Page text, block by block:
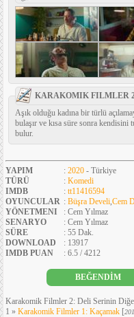
KARAKOMIK FILMLER
Aşık olduğu kadına bir türlü
bulaşır ve kısa süre sonra kendisini
bulur.
YAPIM : 2020 - Türkiye
TÜRÜ
: Komedi
IMDB
: tt11416594
OYUNCULAR : Büşra Develi,Cem
YÖNETMENI
: Cem Yılmaz
SENARYO
: Cem Yılmaz
SÜRE
: 55 Dak.
DOWNLOAD
: 13917
IMDB PUAN
: 6.5 / 4212
BEĞENDİM
Karakomik Filmler 2: Deli Serinin
1 » Karakomik Filmler 1: Kaçamak [